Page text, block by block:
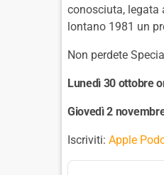
conosciuta, legata
lontano 1981 un
Non perdete
Lunedì 30 ottobre
Giovedì 2
Iscriviti: Apple
A